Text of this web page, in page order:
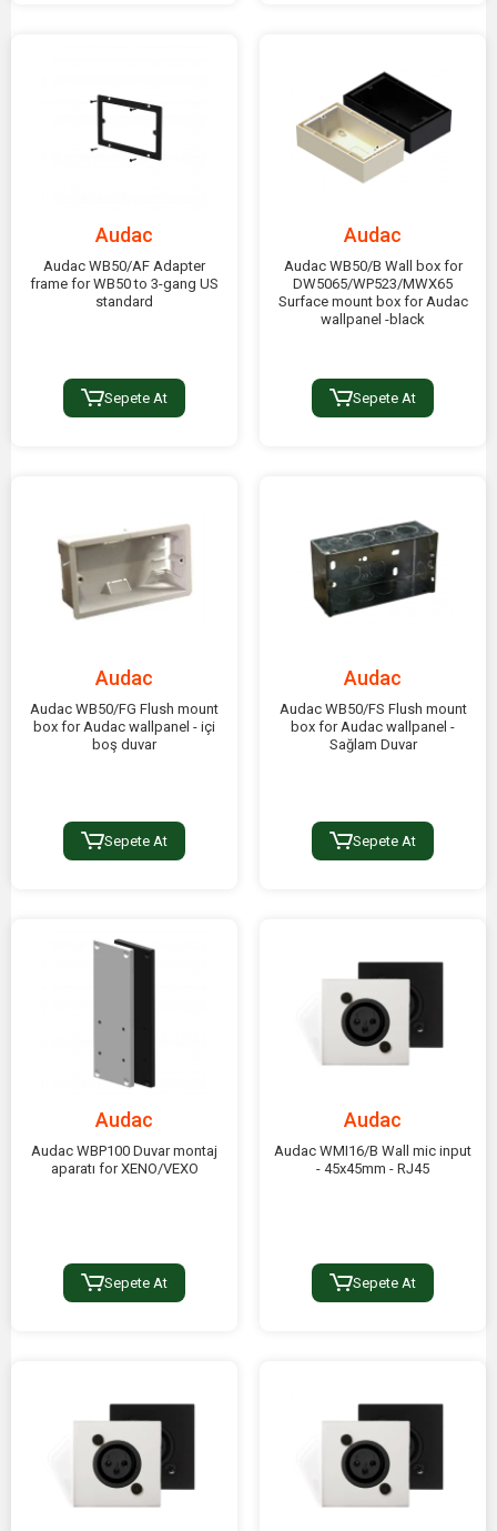
Audac
Audac WB50/AF Adapter
frame for WB50 to 3-gang US
standard
Sepete At
Audac
Audac WB50/B Wall box for
DW5065/WP523/MWX65
Surface mount box for Audac
wallpanel -black
Sepete At
Audac
Audac WB50/FG Flush mount
box for Audac wallpanel - içi
boş duvar
Sepete At
Audac
Audac WB50/FS Flush mount
box for Audac wallpanel -
Sağlam Duvar
Sepete At
Audac
Audac WBP100 Duvar montaj
aparatı for XENO/VEXO
Sepete At
Audac
Audac WMI16/B Wall mic input
- 45x45mm - RJ45
Sepete At